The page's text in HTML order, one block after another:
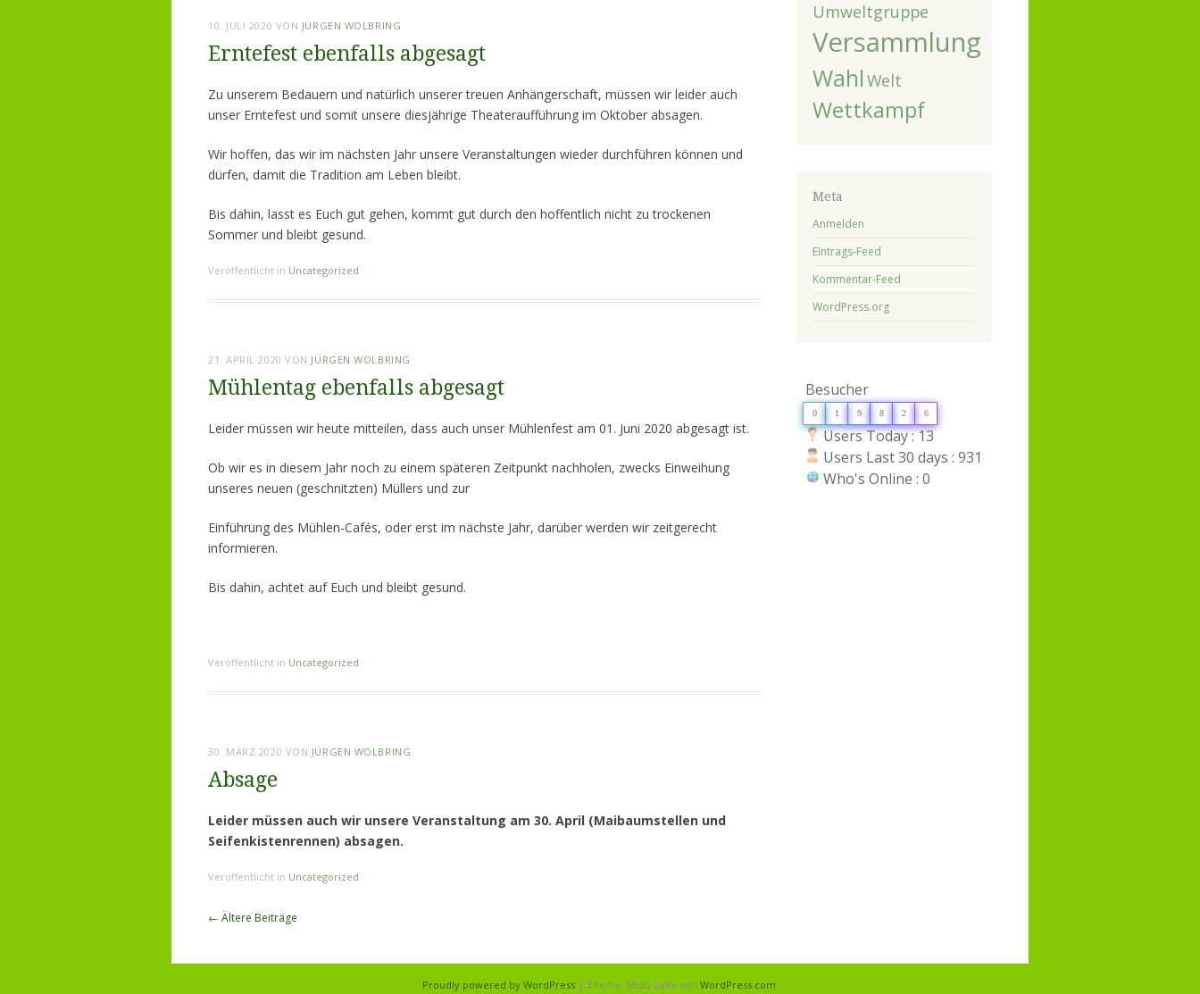
10. JULI 2020 VON JÜRGEN WOLBRING
Erntefest ebenfalls abgesagt
Zu unserem Bedauern und natürlich unserer treuen Anhängerschaft, müssen wir leider auch
unser Erntefest und somit unsere diesjährige Theateraufführung im Oktober absagen.
Wir hoffen, das wir im nächsten Jahr unsere Veranstaltungen wieder durchführen können und
dürfen, damit die Tradition am Leben bleibt.
Bis dahin, lasst es Euch gut gehen, kommt gut durch den hoffentlich nicht zu trockenen
Sommer und bleibt gesund.
Veröffentlicht in Uncategorized
21. APRIL 2020 VON JÜRGEN WOLBRING
Mühlentag ebenfalls abgesagt
Leider müssen wir heute mitteilen, dass auch unser Mühlenfest am 01. Juni 2020 abgesagt ist.
Ob wir es in diesem Jahr noch zu einem späteren Zeitpunkt nachholen, zwecks Einweihung
unseres neuen (geschnitzten) Müllers und zur
Einführung des Mühlen-Cafés, oder erst im nächste Jahr, darüber werden wir zeitgerecht
informieren.
Bis dahin, achtet auf Euch und bleibt gesund.
Veröffentlicht in Uncategorized
30. MÄRZ 2020 VON JÜRGEN WOLBRING
Absage
Leider müssen auch wir unsere Veranstaltung am 30. April (Maibaumstellen und
Seifenkistenrennen) absagen.
Veröffentlicht in Uncategorized
Beitragsnavigation
← Ältere Beiträge
Umweltgruppe
Versammlung
Wahl Welt
Wettkampf
Meta
Anmelden
Eintrags-Feed
Kommentar-Feed
WordPress.org
Besucher
0 1 9 8 2 6
Users Today : 13
Users Last 30 days : 931
Who's Online : 0
Proudly powered by WordPress | Theme: Misty Lake von WordPress.com.